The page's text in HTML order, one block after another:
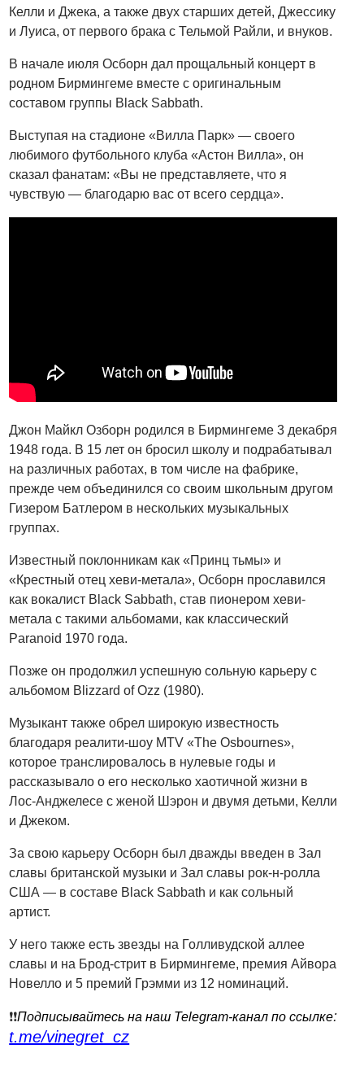
Келли и Джека, а также двух старших детей, Джессику
и Луиса, от первого брака с Тельмой Райли, и внуков.
В начале июля Осборн дал прощальный концерт в
родном Бирмингеме вместе с оригинальным
составом группы Black Sabbath.
Выступая на стадионе «Вилла Парк» — своего
любимого футбольного клуба «Астон Вилла», он
сказал фанатам: «Вы не представляете, что я
чувствую — благодарю вас от всего сердца».
Джон Майкл Озборн родился в Бирмингеме 3 декабря
1948 года. В 15 лет он бросил школу и подрабатывал
на различных работах, в том числе на фабрике,
прежде чем объединился со своим школьным другом
Гизером Батлером в нескольких музыкальных
группах.
Известный поклонникам как «Принц тьмы» и
«Крестный отец хеви-метала», Осборн прославился
как вокалист Black Sabbath, став пионером хеви-
метала с такими альбомами, как классический
Paranoid 1970 года.
Позже он продолжил успешную сольную карьеру с
альбомом Blizzard of Ozz (1980).
Музыкант также обрел широкую известность
благодаря реалити-шоу MTV «The Osbournes»,
которое транслировалось в нулевые годы и
рассказывало о его несколько хаотичной жизни в
Лос-Анджелесе с женой Шэрон и двумя детьми, Келли
и Джеком.
За свою карьеру Осборн был дважды введен в Зал
славы британской музыки и Зал славы рок-н-ролла
США — в составе Black Sabbath и как сольный
артист.
У него также есть звезды на Голливудской аллее
славы и на Брод-стрит в Бирмингеме, премия Айвора
Новелло и 5 премий Грэмми из 12 номинаций.
❗️❗️Подписывайтесь на наш Telegram-канал по ссылке:
t.me/vinegret_cz